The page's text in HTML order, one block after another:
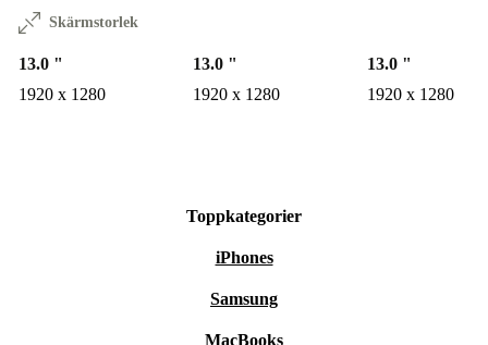
Skärmstorlek
13.0 "
1920 x 1280
13.0 "
1920 x 1280
13.0 "
1920 x 1280
Toppkategorier
iPhones
Samsung
MacBooks